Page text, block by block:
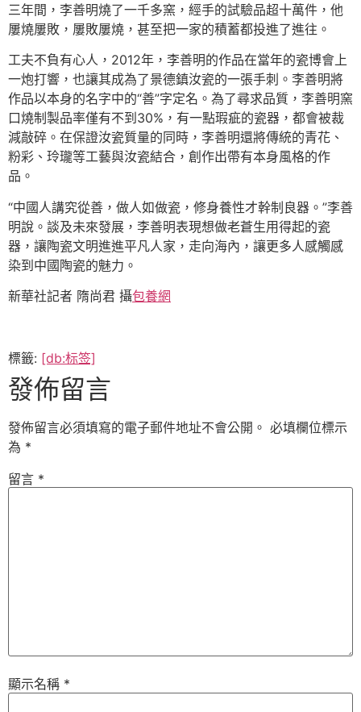
三年間，李善明燒了一千多窯，經手的試驗品超十萬件，他
屢燒屢敗，屢敗屢燒，甚至把一家的積蓄都投進了進往。
工夫不負有心人，2012年，李善明的作品在當年的瓷博會上
一炮打響，也讓其成為了景德鎮汝瓷的一張手刺。李善明將
作品以本身的名字中的“善”字定名。為了尋求品質，李善明窯
口燒制製品率僅有不到30%，有一點瑕疵的瓷器，都會被裁
減敲碎。在保證汝瓷質量的同時，李善明還將傳統的青花、
粉彩、玲瓏等工藝與汝瓷結合，創作出帶有本身風格的作
品。
“中國人講究從善，做人如做瓷，修身養性才幹制良器。”李善
明說。談及未來發展，李善明表現想做老蒼生用得起的瓷
器，讓陶瓷文明進進平凡人家，走向海內，讓更多人感觸感
染到中國陶瓷的魅力。
新華社記者 隋尚君 攝包養網
標籤: [db:标签]
發佈留言
發佈留言必須填寫的電子郵件地址不會公開。 必填欄位標示
為 *
留言 *
顯示名稱 *